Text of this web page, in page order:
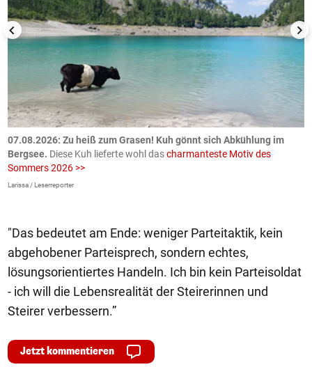
07.08.2026: Zu heiß zum Grasen! Kuh gönnt sich Abkühlung im
Bergsee. Diese Kuh lieferte wohl dascharmanteste Motiv des
Sommers 2026 >>
Larissa / Leserreporter
"Das bedeutet am Ende: weniger Parteitaktik, kein
abgehobener Parteisprech, sondern echtes,
lösungsorientiertes Handeln. Ich bin kein Parteisoldat
- ich will die Lebensrealität der Steirerinnen und
Steirer verbessern.”
Jetzt kommentieren